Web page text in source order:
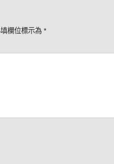
欄位標示為 *